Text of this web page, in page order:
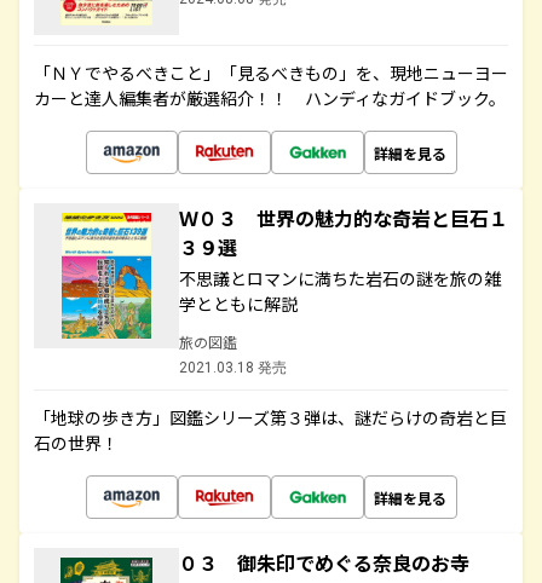
「ＮＹでやるべきこと」「見るべきもの」を、現地ニューヨー
カーと達人編集者が厳選紹介！！ ハンディなガイドブック。
詳細を見る
Ｗ０３ 世界の魅力的な奇岩と巨石１
３９選
不思議とロマンに満ちた岩石の謎を旅の雑
学とともに解説
旅の図鑑
2021.03.18 発売
「地球の歩き方」図鑑シリーズ第３弾は、謎だらけの奇岩と巨
石の世界！
詳細を見る
０３ 御朱印でめぐる奈良のお寺